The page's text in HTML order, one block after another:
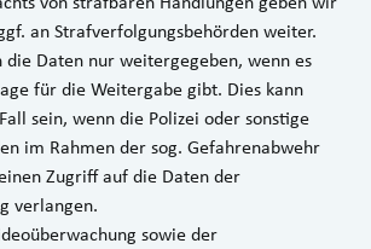
an Strafverfolgungsbehörden weiter.
die Daten nur weitergegeben, wenn es
für die Weitergabe gibt. Dies kann
sein, wenn die Polizei oder sonstige
im Rahmen der sog. Gefahrenabwehr
Zugriff auf die Daten der
verlangen.
sowie der